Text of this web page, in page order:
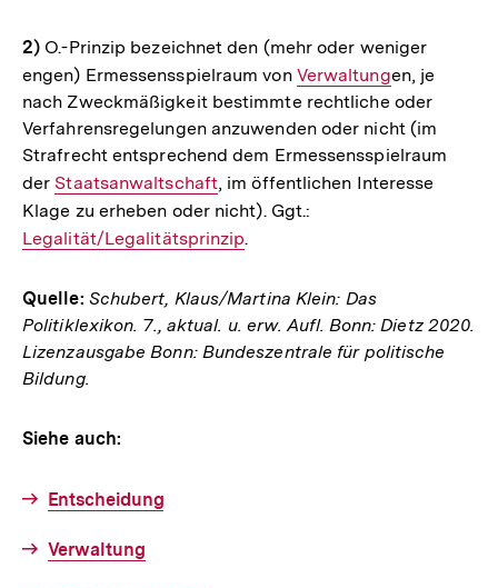
2) O.-Prinzip bezeichnet den (mehr oder weniger
engen) Ermessensspielraum von Interner
Link:
Verwaltungen, je
nach Zweckmäßigkeit bestimmte rechtliche oder
Verfahrensregelungen anzuwenden oder nicht (im
Strafrecht entsprechend dem Ermessensspielraum
der Interner
Link:
Staatsanwaltschaft, im öffentlichen Interesse
Klage zu erheben oder nicht). Ggt.:
Legalität/Legalitätsprinzip.
Quelle: Schubert, Klaus/Martina Klein: Das
Politiklexikon. 7., aktual. u. erw. Aufl. Bonn: Dietz 2020.
Lizenzausgabe Bonn: Bundeszentrale für politische
Bildung.
Siehe auch:
Entscheidung
Verwaltung